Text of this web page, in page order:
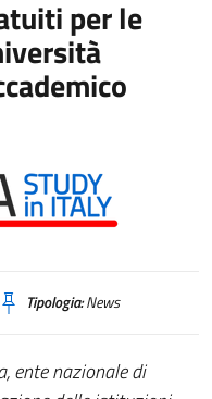
per le
Tipologia:News
ente nazionale di